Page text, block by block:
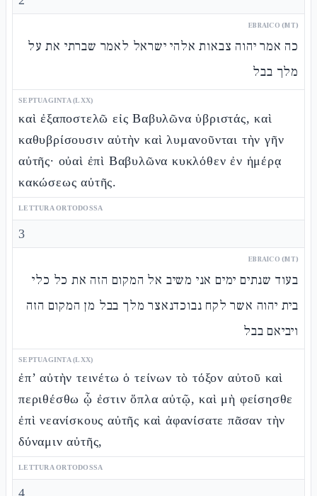
EBRAICO (MT)
כה אמר יהוה צבאות אלהי ישראל לאמר שברתי את על
מלך בבל
SEPTUAGINTA (LXX)
καὶ ἐξαποστελῶ εἰς Βαβυλῶνα ὑβριστάς, καὶ
καθυβρίσουσιν αὐτὴν καὶ λυμανοῦνται τὴν γῆν
αὐτῆς· οὐαὶ ἐπὶ Βαβυλῶνα κυκλόθεν ἐν ἡμέρᾳ
κακώσεως αὐτῆς.
LETTURA ORTODOSSA
3
EBRAICO (MT)
בעוד שנתים ימים אני משיב אל המקום הזה את כל כלי
בית יהוה אשר לקח נבוכדנאצר מלך בבל מן המקום הזה
ויביאם בבל
SEPTUAGINTA (LXX)
ἐπ’ αὐτὴν τεινέτω ὁ τείνων τὸ τόξον αὐτοῦ καὶ
περιθέσθω ᾧ ἐστιν ὅπλα αὐτῷ, καὶ μὴ φείσησθε
ἐπὶ νεανίσκους αὐτῆς καὶ ἀφανίσατε πᾶσαν τὴν
δύναμιν αὐτῆς,
LETTURA ORTODOSSA
4